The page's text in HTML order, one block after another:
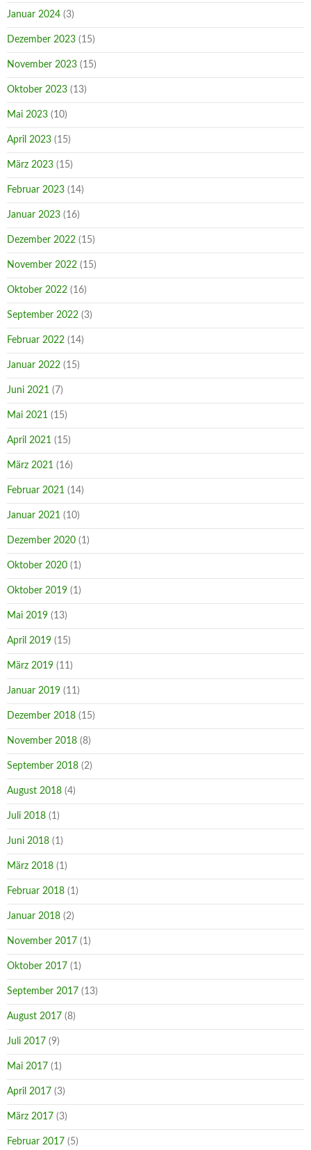
Januar 2024 (3)
Dezember 2023 (15)
November 2023 (15)
Oktober 2023 (13)
Mai 2023 (10)
April 2023 (15)
März 2023 (15)
Februar 2023 (14)
Januar 2023 (16)
Dezember 2022 (15)
November 2022 (15)
Oktober 2022 (16)
September 2022 (3)
Februar 2022 (14)
Januar 2022 (15)
Juni 2021 (7)
Mai 2021 (15)
April 2021 (15)
März 2021 (16)
Februar 2021 (14)
Januar 2021 (10)
Dezember 2020 (1)
Oktober 2020 (1)
Oktober 2019 (1)
Mai 2019 (13)
April 2019 (15)
März 2019 (11)
Januar 2019 (11)
Dezember 2018 (15)
November 2018 (8)
September 2018 (2)
August 2018 (4)
Juli 2018 (1)
Juni 2018 (1)
März 2018 (1)
Februar 2018 (1)
Januar 2018 (2)
November 2017 (1)
Oktober 2017 (1)
September 2017 (13)
August 2017 (8)
Juli 2017 (9)
Mai 2017 (1)
April 2017 (3)
März 2017 (3)
Februar 2017 (5)